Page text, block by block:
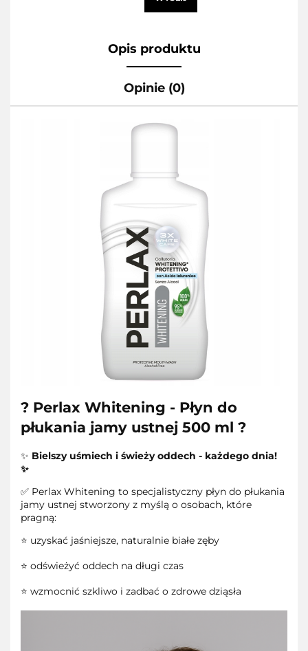
Opis produktu
Opinie (0)
? Perlax Whitening - Płyn do
płukania jamy ustnej 500 ml ?
✨ Bielszy uśmiech i świeży oddech - każdego dnia!
✨
✅ Perlax Whitening to specjalistyczny płyn do płukania
jamy ustnej stworzony z myślą o osobach, które
pragną:
⭐ uzyskać jaśniejsze, naturalnie białe zęby
⭐ odświeżyć oddech na długi czas
⭐ wzmocnić szkliwo i zadbać o zdrowe dziąsła